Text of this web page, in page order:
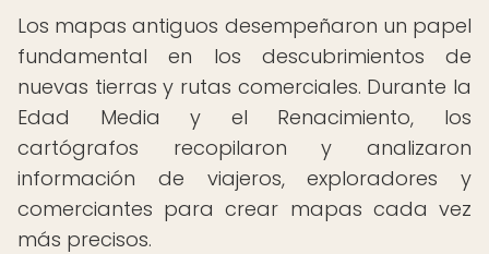
Los mapas antiguos desempeñaron un papel
fundamental en los descubrimientos de
nuevas tierras y rutas comerciales. Durante la
Edad Media y el Renacimiento, los
cartógrafos recopilaron y analizaron
información de viajeros, exploradores y
comerciantes para crear mapas cada vez
más precisos.